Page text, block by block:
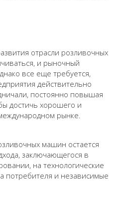
отрасли розливочных
и рыночный
все еще требуется,
действительно
постоянно повышая
достичь хорошего и
рынке.
машин остается
заключающегося в
на технологические
потребителя и независимые